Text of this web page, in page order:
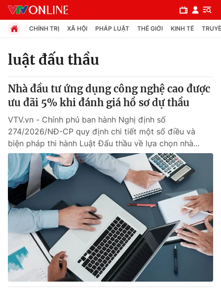
Chuyên mục
Chính trị
Xã hội
Pháp luật
Y tế
Thế giới
Tin tức
Thế giới đó đây
Câu chuyện quốc tế
Kinh tế
Tài chính
Thị trường
Dữ liệu và đời sống
CHÍNH TRỊ XÃ HỘI PHÁP LUẬT THẾ GIỚI KINH TẾ
luật đấu thầu
Nhà đầu tư ứng dụng công nghệ cao được
ưu đãi 5% khi đánh giá hồ sơ dự thầu
VTV.vn - Chính phủ ban hành Nghị định số
274/2026/NĐ-CP quy định chi tiết một số điều và
biện pháp thi hành Luật Đấu thầu về lựa chọn nhà...